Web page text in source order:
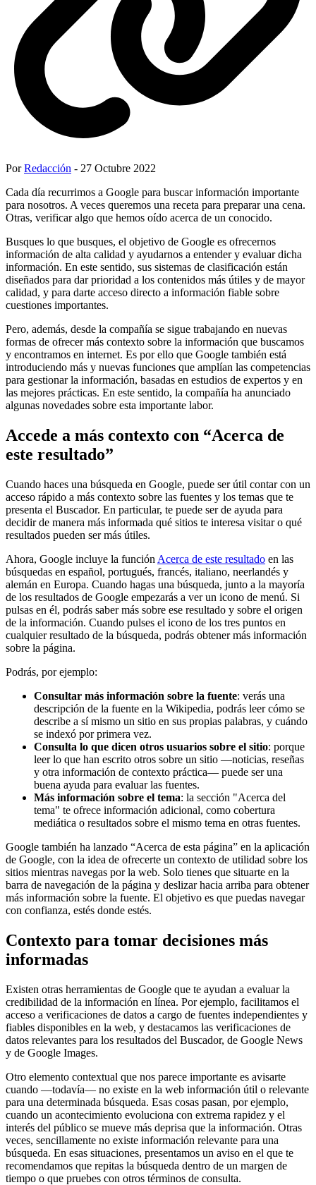
PorRedacción - 27 Octubre 2022
Cada día recurrimos a Google para buscar información importante
para nosotros. A veces queremos una receta para preparar una cena.
Otras, verificar algo que hemos oído acerca de un conocido.
Busques lo que busques, el objetivo de Google es ofrecernos
información de alta calidad y ayudarnos a entender y evaluar dicha
información. En este sentido, sus sistemas de clasificación están
diseñados para dar prioridad a los contenidos más útiles y de mayor
calidad, y para darte acceso directo a información fiable sobre
cuestiones importantes.
Pero, además, desde la compañía se sigue trabajando en nuevas
formas de ofrecer más contexto sobre la información que buscamos
y encontramos en internet. Es por ello que Google también está
introduciendo más y nuevas funciones que amplían las competencias
para gestionar la información, basadas en estudios de expertos y en
las mejores prácticas. En este sentido, la compañía ha anunciado
algunas novedades sobre esta importante labor.
Accede a más contexto con “Acerca de
este resultado”
Cuando haces una búsqueda en Google, puede ser útil contar con un
acceso rápido a más contexto sobre las fuentes y los temas que te
presenta el Buscador. En particular, te puede ser de ayuda para
decidir de manera más informada qué sitios te interesa visitar o qué
resultados pueden ser más útiles.
Ahora, Google incluye la función Acerca de este resultado en las
búsquedas en español, portugués, francés, italiano, neerlandés y
alemán en Europa. Cuando hagas una búsqueda, junto a la mayoría
de los resultados de Google empezarás a ver un icono de menú. Si
pulsas en él, podrás saber más sobre ese resultado y sobre el origen
de la información. Cuando pulses el icono de los tres puntos en
cualquier resultado de la búsqueda, podrás obtener más información
sobre la página.
Podrás, por ejemplo:
Consultar más información sobre la fuente: verás una
descripción de la fuente en la Wikipedia, podrás leer cómo se
describe a sí mismo un sitio en sus propias palabras, y cuándo
se indexó por primera vez.
Consulta lo que dicen otros usuarios sobre el sitio: porque
leer lo que han escrito otros sobre un sitio —noticias, reseñas
y otra información de contexto práctica— puede ser una
buena ayuda para evaluar las fuentes.
Más información sobre el tema: la sección "Acerca del
tema" te ofrece información adicional, como cobertura
mediática o resultados sobre el mismo tema en otras fuentes.
Google también ha lanzado “Acerca de esta página” en la aplicación
de Google, con la idea de ofrecerte un contexto de utilidad sobre los
sitios mientras navegas por la web. Solo tienes que situarte en la
barra de navegación de la página y deslizar hacia arriba para obtener
más información sobre la fuente. El objetivo es que puedas navegar
con confianza, estés donde estés.
Contexto para tomar decisiones más
informadas
Existen otras herramientas de Google que te ayudan a evaluar la
credibilidad de la información en línea. Por ejemplo, facilitamos el
acceso a verificaciones de datos a cargo de fuentes independientes y
fiables disponibles en la web, y destacamos las verificaciones de
datos relevantes para los resultados del Buscador, de Google News
y de Google Images.
Otro elemento contextual que nos parece importante es avisarte
cuando —todavía— no existe en la web información útil o relevante
para una determinada búsqueda. Esas cosas pasan, por ejemplo,
cuando un acontecimiento evoluciona con extrema rapidez y el
interés del público se mueve más deprisa que la información. Otras
veces, sencillamente no existe información relevante para una
búsqueda. En esas situaciones, presentamos un aviso en el que te
recomendamos que repitas la búsqueda dentro de un margen de
tiempo o que pruebes con otros términos de consulta.